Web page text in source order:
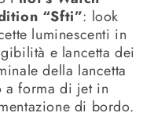
“Sfti”: look
luminescenti in
e lancetta dei
della lancetta
a forma di jet in
di bordo.